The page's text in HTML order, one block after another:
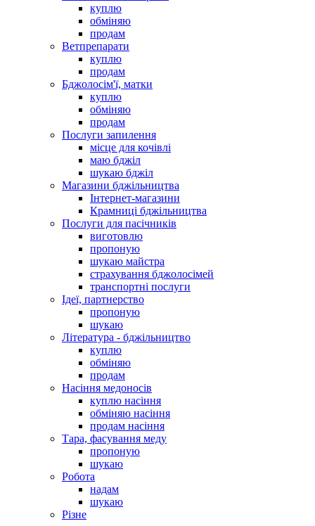
куплю
обміняю
продам
Ветпрепарати
куплю
продам
Бджолосім'ї, матки
куплю
обміняю
продам
Послуги запилення
місце для кочівлі
маю бджіл
шукаю бджіл
Магазини бджільництва
Інтернет-магазини
Крамниці бджільництва
Послуги для пасічників
виготовлю
пропоную
шукаю майстра
страхування бджолосімей
транспортні послуги
Ідеї, партнерство
пропоную
шукаю
Література - бджільництво
куплю
обміняю
продам
Насіння медоносів
куплю насіння
обміняю насіння
продам насіння
Тара, фасування меду
пропоную
шукаю
Робота
надам
шукаю
Різне